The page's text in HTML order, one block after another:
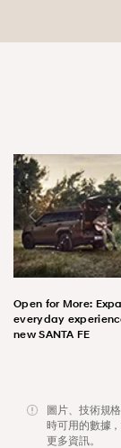
Open for More:
everyday
new SANTA FE
圖片、技術規
時可用的數據
更多資訊。